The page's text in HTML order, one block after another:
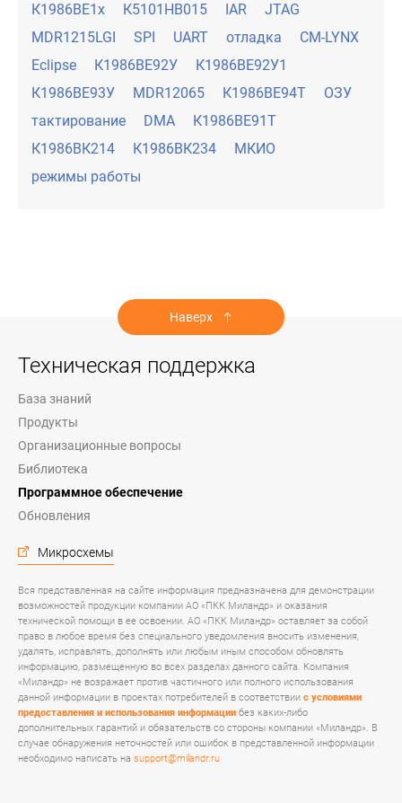
К1986ВЕ1х
К5101НВ015 IAR
JTAG
MDR1215LGI
SPI UART отладка
CM-LYNX
Eclipse
К1986ВЕ92У
К1986ВЕ92У1
К1986ВЕ93У
MDR12065 К1986ВЕ94Т
ОЗУ
тактирование
DMA
К1986ВЕ91Т
К1986ВК214
К1986ВК234
МКИО
режимы работы
Наверх
Техническая поддержка
База знаний
Продукты
Организационные вопросы
Библиотека
Программное обеспечение
Обновления
Микросхемы
Вся представленная на сайте информация предназначена для демонстрации
возможностей продукции компании АО «ПКК Миландр» и оказания
технической помощи в ее освоении. АО «ПКК Миландр» оставляет за собой
право в любое время без специального уведомления вносить изменения,
удалять, исправлять, дополнять или любым иным способом обновлять
информацию, размещенную во всех разделах данного сайта. Компания
«Миландр» не возражает против частичного или полного использования
данной информации в проектах потребителей в соответствии с условиями
предоставления и использования информации без каких-либо
дополнительных гарантий и обязательств со стороны компании «Миландр». В
случае обнаружения неточностей или ошибок в представленной информации
необходимо написать на support@milandr.ru